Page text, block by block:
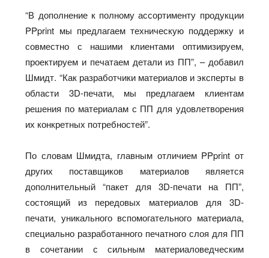
“В дополнение к полному ассортименту продукции
PPprint мы предлагаем техническую поддержку и
совместно с нашими клиентами оптимизируем,
проектируем и печатаем детали из ПП”, – добавил
Шмидт. “Как разработчики материалов и эксперты в
области 3D-печати, мы предлагаем клиентам
решения по материалам с ПП для удовлетворения
их конкретных потребностей”.
По словам Шмидта, главным отличием PPprint от
других поставщиков материалов является
дополнительный “пакет для 3D-печати на ПП”,
состоящий из передовых материалов для 3D-
печати, уникального вспомогательного материала,
специально разработанного печатного слоя для ПП
в сочетании с сильным материаловедческим